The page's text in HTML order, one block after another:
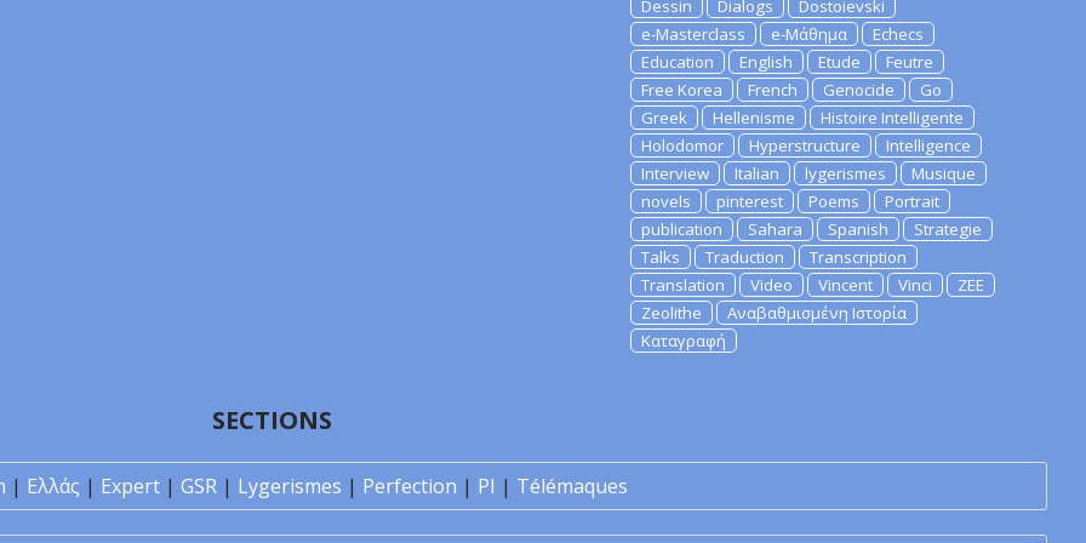
Dessin
Dialogs
Dostoievski
e-Masterclass
e-Μάθημα
Echecs
Education
English Etude
Feutre
Free Korea
French Genocide
Go
Greek
Hellenisme
Histoire Intelligente
Holodomor
Hyperstructure
Intelligence
Interview
Italian lygerismes
Musique
novels
pinterest Poems
Portrait
publication
Sahara Spanish
Strategie
Talks
Traduction
Transcription
Translation
Video Vincent Vinci
ZEE
Zeolithe
Αναβαθμισμένη Ιστορία
Καταγραφή
SECTIONS
| Ελλάς | Expert | GSR | Lygerismes | Perfection | PI | Télémaques